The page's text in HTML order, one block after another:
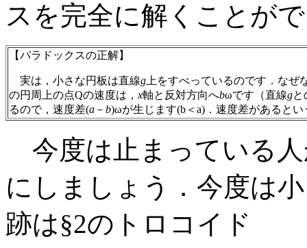
スを完全に解くことが
【パラドックスの正解】
実は，小さな円板は直線g 上をすべっているのです．な
の円周上の点Qの速度は， x軸と反対方向へbωです（直線gと
るので，速度差(a － b)ωが生じます(b＜a)．速度差があると
今度は止まっている
にしましょう．今度は
跡は§2のトロコイド